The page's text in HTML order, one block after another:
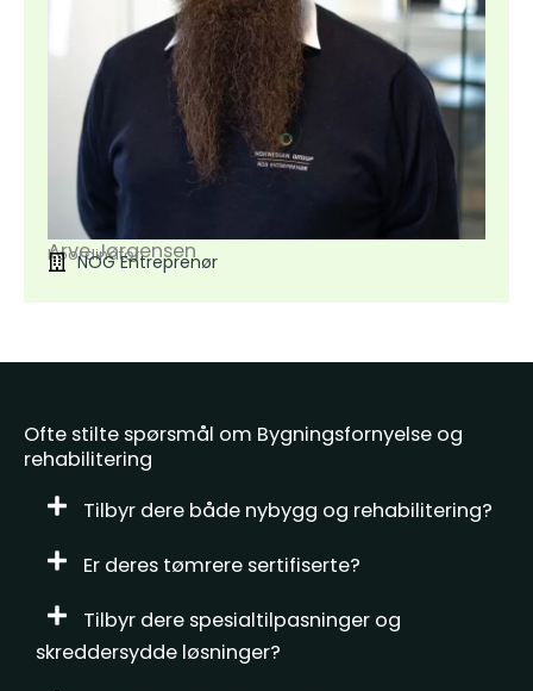
Arve Jørgensen
Koordinator
NOG Entreprenør
Ofte stilte spørsmål om Bygningsfornyelse og
rehabilitering
Tilbyr dere både nybygg og rehabilitering?
Er deres tømrere sertifiserte?
Tilbyr dere spesialtilpasninger og
skreddersydde løsninger?